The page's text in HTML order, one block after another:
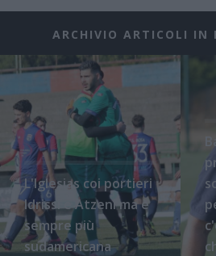
ARCHIVIO ARTICOLI IN
L'Iglesias coi portieri
Idrissi e Atzeni ma è
sempre più
sudamericana